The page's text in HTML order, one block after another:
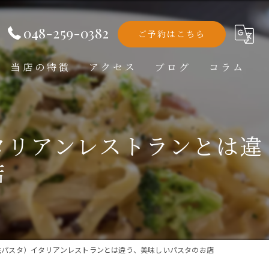
048-259-0382 ご予約はこちら
当店の特徴
洋食
ランチ
ディナー
テイクアウト
記念日
アクセス ブログ コラム
アンレストランとは違
スタ）イタリアンレストランとは違う、美味しいパスタのお店